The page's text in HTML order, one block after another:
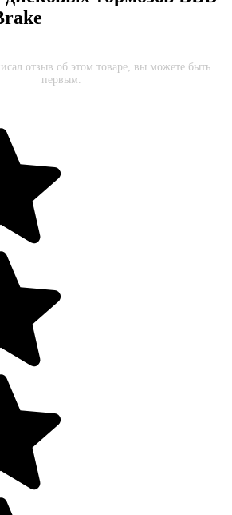
отзыв об этом товаре, вы можете быть
первым.